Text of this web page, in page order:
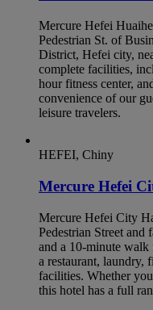
Mercure Hefei
Pedestrian St. of
District, Hefei city,
complete facilities,
hour fitness center,
convenience of our
leisure travelers.
HEFEI, Chiny
Mercure Hefei
Mercure Hefei City
Pedestrian Street and
and a 10-minute
a restaurant, laundry,
facilities. Whether
this hotel has a full